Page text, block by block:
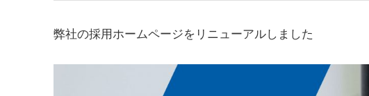
弊社の採用ホームページをリニューアルしました